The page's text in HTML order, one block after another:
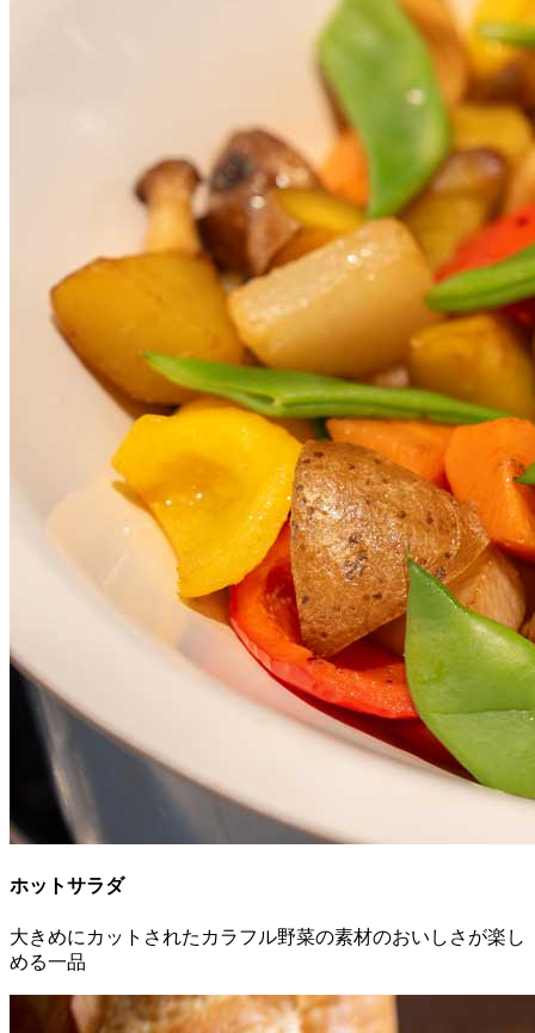
ホットサラダ
大きめにカットされたカラフル野菜の素材のおいしさが楽し
める一品